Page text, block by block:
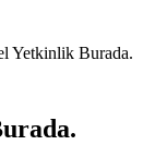
Yetkinlik Burada.